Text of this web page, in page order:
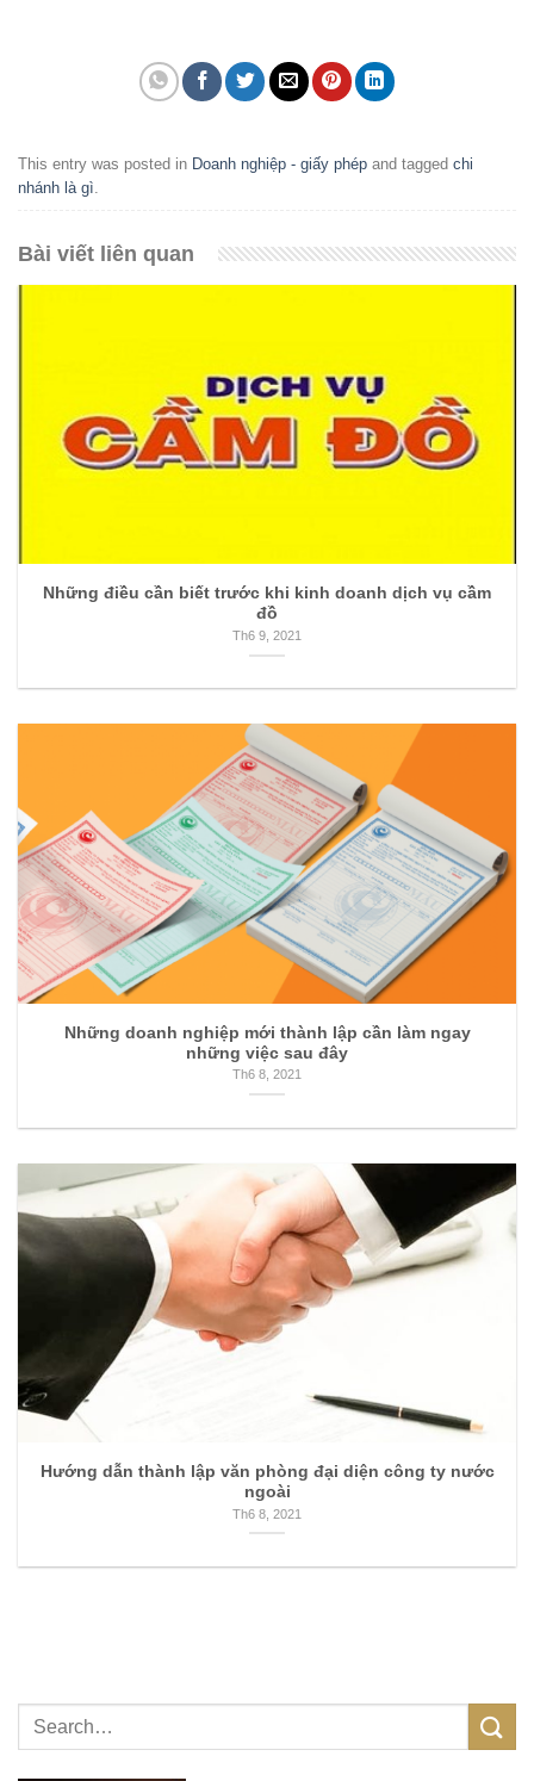
This entry was posted in Doanh nghiệp - giấy phép and tagged chi
nhánh là gì.
Bài viết liên quan
Những điều cần biết trước khi kinh doanh dịch vụ cầm
đồ
Th6 9, 2021
Những doanh nghiệp mới thành lập cần làm ngay
những việc sau đây
Th6 8, 2021
Hướng dẫn thành lập văn phòng đại diện công ty nước
ngoài
Th6 8, 2021